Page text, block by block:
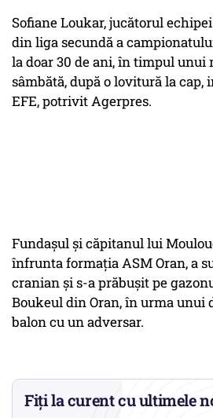
Sofiane Loukar, jucătorul
din liga secundă a
la doar 30 de ani, în timpul unui
sâmbătă, după o lovitură la cap,
EFE, potrivit Agerpres.
Fundaşul şi căpitanul lui
înfrunta formaţia ASM Oran, a
cranian şi s-a prăbuşit pe
Boukeul din Oran, în urma unui
balon cu un adversar.
Fiți la curent cu ultimele